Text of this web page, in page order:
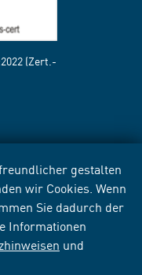
gestalten
wir Cookies. Wenn
Sie dadurch der
Informationen
und
(Zert.-